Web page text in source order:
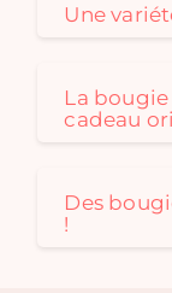
Une
La
cadeau
Des
!